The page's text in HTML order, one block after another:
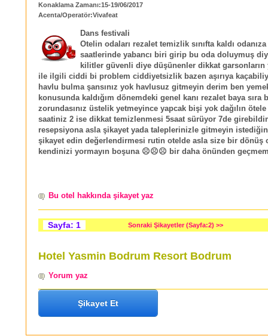
Konaklama Zamanı:15-19/06/2017
Acenta/Operatör:Vivafeat
Dans festivali
Otelin odaları rezalet temizlik sınıfta kaldı
saatlerinde yabancı biri girip bu oda doluymuş
kilitler güvenli diye düşünenler dikkat garsonların
ile ilgili ciddi bi problem ciddiyetsizlik bazen aşırıya
havlu bulma şansınız yok havlusuz gitmeyin derim ben
konusunda kaldığım dönemdeki genel kanı rezalet baya sıra
zorundasınız üstelik yetmeyince yapcak bişi yok dağılın
saatiniz 2 ise dikkat temizlenmesi 5saat sürüyor 7de
resepsiyona asla şikayet yada taleplerinizle gitmeyin
şikayet edin değerlendirmesi rutin otelde asla size bir dönüş
kendinizi yormayın boşuna ☹☹☹ bir daha önünden
Bu otel hakkında şikayet yaz
Sayfa: 1 Sonraki Şikayetler (Sayfa:2) >>
Hotel Yasmin Bodrum Resort Bodrum
Yorum yaz
Şikayet Et